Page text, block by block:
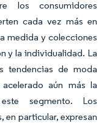
los consumidores
cada vez más en
medida y colecciones
y la individualidad. La
tendencias de moda
aún más la
segmento. Los
en particular, expresan